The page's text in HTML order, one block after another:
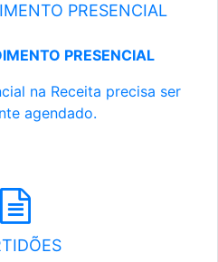
PRESENCIAL
PRESENCIAL
na Receita precisa ser
agendado.